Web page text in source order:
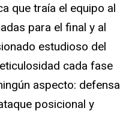
que traía el equipo al
para el final y al
estudioso del
cada fase
aspecto: defensa
posicional y